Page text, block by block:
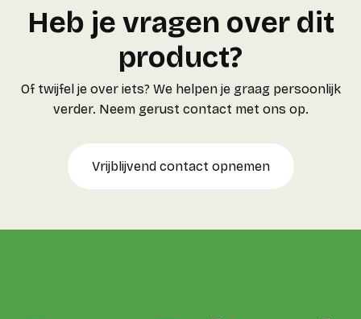
Heb je vragen over dit
product?
Of twijfel je over iets? We helpen je graag persoonlijk
verder. Neem gerust contact met ons op.
Vrijblijvend contact opnemen